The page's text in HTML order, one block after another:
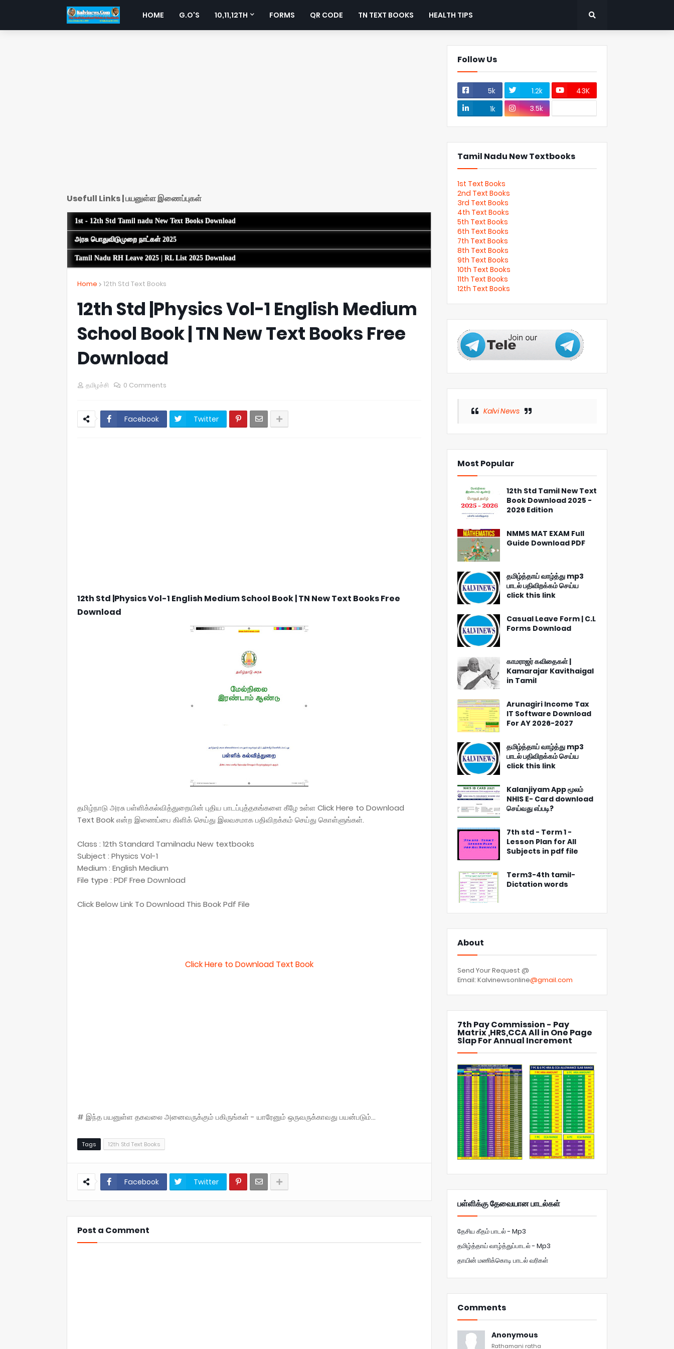
HOME G.O'S 10,11,12TH FORMS QR CODE TN TEXT BOOKS HEALTH TIPS
Usefull Links | பயனுள்ள இணைப்புகள்
1st - 12th Std Tamil nadu New Text Books Download
அரசு பொதுவிடுமுறை நாட்கள் 2025
Tamil Nadu RH Leave 2025 | RL List 2025 Download
Home 12th Std Text Books
12th Std |Physics Vol-1 English Medium
School Book | TN New Text Books Free
Download
தமிழச்சி 0 Comments
Facebook Twitter
12th Std |Physics Vol-1 English Medium School Book | TN New Text Books Free
Download
தமிழ்நாடு அரசு பள்ளிக்கல்வித்துறையின் புதிய பாடப்புத்தகங்களை கீழே உள்ள Click Here to Download
Text Book என்ற இணைப்பை கிளிக் செய்து இலவசமாக பதிவிறக்கம் செய்து கொள்ளுங்கள்.
Class : 12th Standard Tamilnadu New textbooks
Subject : Physics Vol-1
Medium : English Medium
File type : PDF Free Download
Click Below Link To Download This Book Pdf File
Click Here to Download Text Book
# இந்த பயனுள்ள தகவலை அனைவருக்கும் பகிருங்கள் - யாரேனும் ஒருவருக்காவது பயன்படும்...
Tags 12th Std Text Books
Facebook Twitter
Post a Comment
Follow Us
5k 1.2k
43K
1k
3.5k
Tamil Nadu New Textbooks
1st Text Books
2nd Text Books
3rd Text Books
4th Text Books
5th Text Books
6th Text Books
7th Text Books
8th Text Books
9th Text Books
10th Text Books
11th Text Books
12th Text Books
Kalvi News
Most Popular
12th Std Tamil New Text
Book Download 2025 -
2026 Edition
NMMS MAT EXAM Full
Guide Download PDF
தமிழ்த்தாய் வாழ்த்து mp3
பாடல் பதிவிறக்கம் செய்ய
click this link
Casual Leave Form | C.L
Forms Download
காமராஜர் கவிதைகள் |
Kamarajar Kavithaigal
in Tamil
Arunagiri Income Tax
IT Software Download
For AY 2026-2027
தமிழ்த்தாய் வாழ்த்து mp3
பாடல் பதிவிறக்கம் செய்ய
click this link
Kalanjiyam App மூலம்
NHIS E- Card download
செய்வது எப்படி?
7th std - Term 1 -
Lesson Plan for All
Subjects in pdf file
Term3-4th tamil-
Dictation words
About
Send Your Request @
Email: Kalvinewsonline@gmail.com
7th Pay Commission - Pay
Matrix ,HRS,CCA All in One Page
Slap For Annual Increment
பள்ளிக்கு தேவையான பாடல்கள்
தேசிய கீதம் பாடல் - Mp3
தமிழ்த்தாய் வாழ்த்துப்பாடல் - Mp3
தாயின் மணிக்கொடி பாடல் வரிகள்
Comments
Anonymous
Rathamani ratha